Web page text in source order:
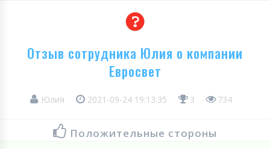
Отзыв сотрудника Юлия о компании
Евросвет
Юлия 2021-09-24 19:13:35 3 734
Положительные стороны